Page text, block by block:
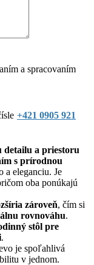
a spracovaním
+421 0905 921
detailu a priestoru
s prírodnou
a eleganciu. Je
oba ponúkajú
zároveň, čím si
rovnováhu.
stôl pre
.
je spoľahlivá
v jednom.